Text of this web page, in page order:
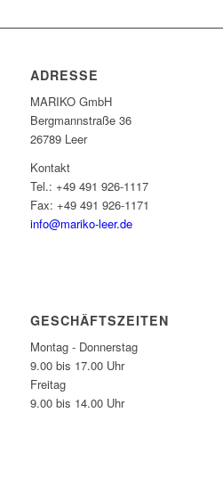
ADRESSE
MARIKO GmbH
Berg­mann­straße 36
26789 Leer
Kontakt
Tel.: +49 491 926-1117
Fax: +49 491 926-1171
info@mariko-leer.de
GESCHÄFTSZEITEN
Montag - Donnerstag
9.00 bis 17.00 Uhr
Freitag
9.00 bis 14.00 Uhr